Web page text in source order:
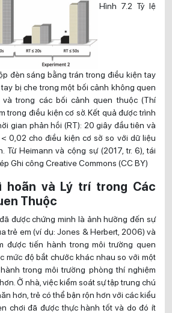
Hình 7.2 Tỷ lệ
đèn sáng bằng trán trong điều kiện tay
bị che trong một bối cảnh không quen
và trong các bối cảnh quen thuộc (Thí
trong điều kiện cơ sở. Kết quả được trình
gian phản hồi (RT): 20 giây đầu tiên và
0,02 cho điều kiện cơ sở so với dữ liệu
Từ Heimann và cộng sự (2017, tr. 6), tái
Ghi công Creative Commons (CC BY)
hoãn và Lý trí trong Các
Thuộc
được chứng minh là ảnh hưởng đến sự
trẻ em (ví dụ: Jones & Herbert, 2006) và
được tiến hành trong môi trường quen
mức độ bắt chước khác nhau so với một
trong môi trường phòng thí nghiệm
Ở nhà, việc kiểm soát sự tập trung chú
hơn, trẻ có thể bận rộn hơn với các kiểu
chơi đã được thực hành tốt và do đó ít